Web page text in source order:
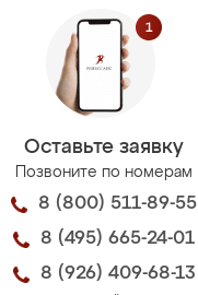
Оставьте заявку
Позвоните по номерам
8 (800) 511-89-55
8 (495) 665-24-01
8 (926) 409-68-13